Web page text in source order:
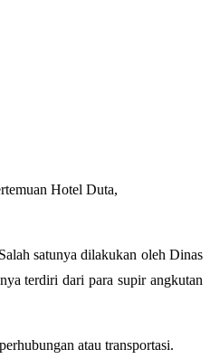
Hotel Duta,
satunya dilakukan oleh Dinas
terdiri dari para supir angkutan
atau transportasi.